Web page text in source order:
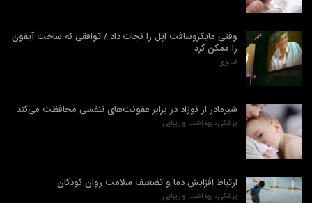
وقتی مایکروسافت اپل را نجات داد / توافقی که ساخت آیفون
را ممکن کرد
فناوری
شیرمادر از نوزاد در برابر عفونت‌های تنفسی محافظت می‌کند
پزشکی، بهداشت و زیبایی
ارتباط افزایش دما و تضعیف سلامت روان کودکان
پزشکی، بهداشت و زیبایی